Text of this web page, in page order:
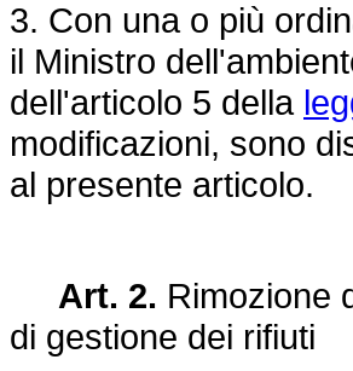
3. Con una o più
il Ministro
dell'articolo 5 della
modificazioni, sono
al presente articolo.
Art. 2. Rimozione
di gestione dei rifiuti